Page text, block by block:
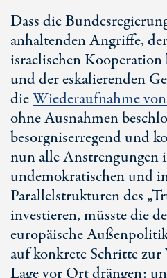
Dass die
anhaltenden Angriffe,
israelischen
und der eskalierenden
dieWiederaufnahme
ohne Ausnahmen
besorgniserregend und
nun alle Anstrengungen
undemokratischen und
Parallelstrukturen des „
investieren, müsste die
europäische
auf konkrete Schritte zur